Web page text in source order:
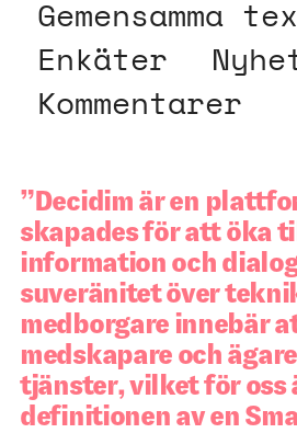
Gemensamma
Enkäter
Kommentarer
Decidim är en
skapades för att öka
information och
suveränitet över
medborgare innebär
medskapare och
tjänster, vilket för oss
definitionen av en